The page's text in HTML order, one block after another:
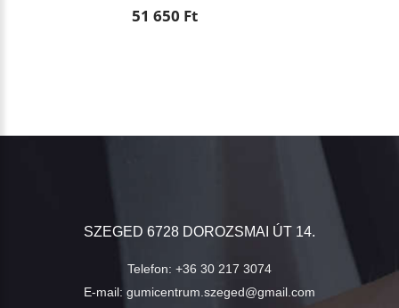
51 650 Ft
SZEGED 6728 DOROZSMAI ÚT 14.
Telefon: +36 30 217 3074
E-mail: gumicentrum.szeged@gmail.com